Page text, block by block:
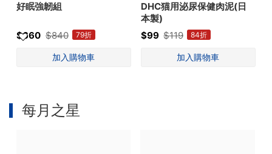
好眠強韌組
$660 $840 79折
DHC猫用泌尿保健肉泥(日
本製)
$99 $119 84折
每月之星